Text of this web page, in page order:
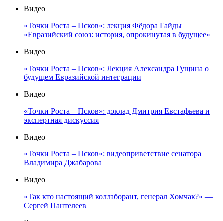
Видео
«Точки Роста – Псков»: лекция Фёдора Гайды
«Евразийский союз: история, опрокинутая в будущее»
Видео
«Точки Роста – Псков»: Лекция Александра Гущина о
будущем Евразийской интеграции
Видео
«Точки Роста – Псков»: доклад Дмитрия Евстафьева и
экспертная дискуссия
Видео
«Точки Роста – Псков»: видеоприветствие сенатора
Владимира Джабарова
Видео
«Так кто настоящий коллаборант, генерал Хомчак?» —
Сергей Пантелеев